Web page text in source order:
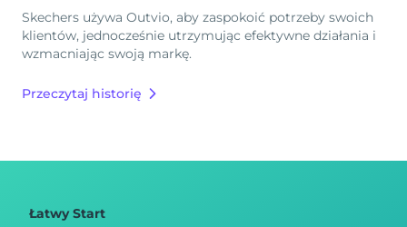
Skechers używa Outvio, aby zaspokoić potrzeby swoich
klientów, jednocześnie utrzymując efektywne działania i
wzmacniając swoją markę.
Przeczytaj historię
Łatwy Start